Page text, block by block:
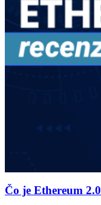
Čo je Ethereum